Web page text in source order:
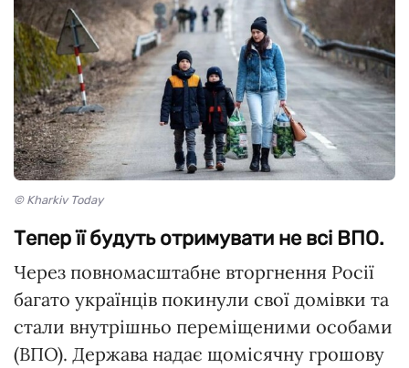
© Kharkiv Today
Тепер її будуть отримувати не всі ВПО.
Через повномасштабне вторгнення Росії
багато українців покинули свої домівки та
стали внутрішньо переміщеними особами
(ВПО). Держава надає щомісячну грошову